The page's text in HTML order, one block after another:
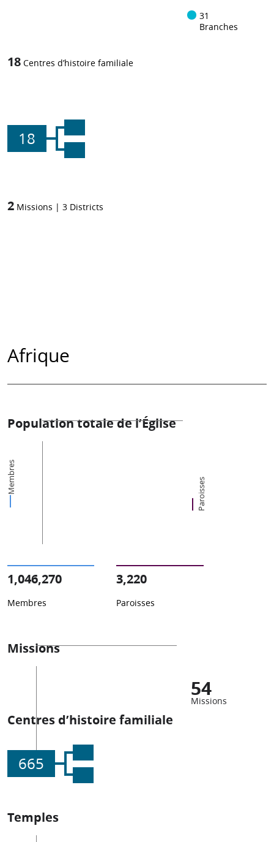
31
Branches
18 Centres d’histoire familiale
18
2 Missions | 3 Districts
Afrique
Population totale de l’Église
Membres Paroisses
1,046,270
Membres
3,220
Paroisses
Missions
54
Missions
Centres d’histoire familiale
665
Temples